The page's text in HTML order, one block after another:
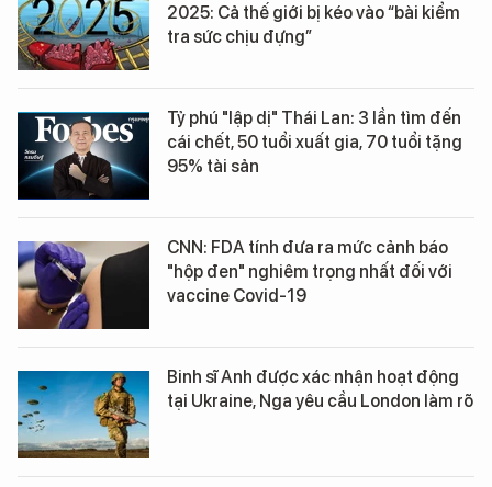
2025: Cả thế giới bị kéo vào “bài kiểm
tra sức chịu đựng”
Tỷ phú "lập dị" Thái Lan: 3 lần tìm đến
cái chết, 50 tuổi xuất gia, 70 tuổi tặng
95% tài sản
CNN: FDA tính đưa ra mức cảnh báo
"hộp đen" nghiêm trọng nhất đối với
vaccine Covid-19
Binh sĩ Anh được xác nhận hoạt động
tại Ukraine, Nga yêu cầu London làm rõ